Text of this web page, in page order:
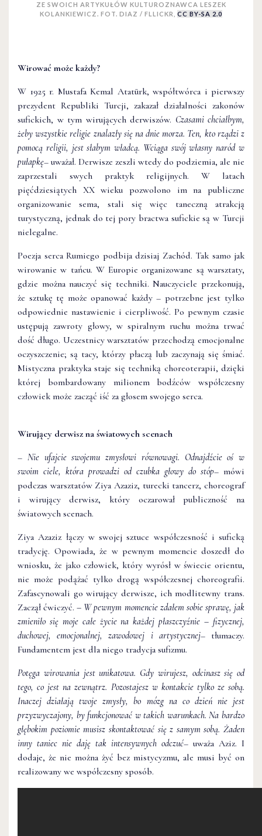
ZE SWOICH ARTYKUŁÓW KULTUROZNAWCA LESZEK
KOLANKIEWICZ. FOT. DIAZ / FLLICKR, CC BY-SA 2.0
Wirować może każdy?
W 1925 r. Mustafa Kemal Atatürk, współtwórca i pierwszy
prezydent Republiki Turcji, zakazał działalności zakonów
sufickich, w tym wirujących derwiszów. Czasami chciałbym,
żeby wszystkie religie znalazły się na dnie morza. Ten, kto rządzi z
pomocą religii, jest słabym władcą. Wciąga swój własny naród w
pułapkę– uważał. Derwisze zeszli wtedy do podziemia, ale nie
zaprzestali swych praktyk religijnych. W latach
pięćdziesiątych XX wieku pozwolono im na publiczne
organizowanie sema, stali się więc taneczną atrakcją
turystyczną, jednak do tej pory bractwa sufickie są w Turcji
nielegalne.
Poezja serca Rumiego podbija dzisiaj Zachód. Tak samo jak
wirowanie w tańcu. W Europie organizowane są warsztaty,
gdzie można nauczyć się techniki. Nauczyciele przekonują,
że sztukę tę może opanować każdy – potrzebne jest tylko
odpowiednie nastawienie i cierpliwość. Po pewnym czasie
ustępują zawroty głowy, w spiralnym ruchu można trwać
dość długo. Uczestnicy warsztatów przechodzą emocjonalne
oczyszczenie; są tacy, którzy płaczą lub zaczynają się śmiać.
Mistyczna praktyka staje się techniką choreoterapii, dzięki
której bombardowany milionem bodźców współczesny
człowiek może zacząć iść za głosem swojego serca.
Wirujący derwisz na światowych scenach
– Nie ufajcie swojemu zmysłowi równowagi. Odnajdźcie oś w
swoim ciele, która prowadzi od czubka głowy do stóp– mówi
podczas warsztatów Ziya Azaziz, turecki tancerz, choreograf
i wirujący derwisz, który oczarował publiczność na
światowych scenach.
Ziya Azaziz łączy w swojej sztuce współczesność i suficką
tradycję. Opowiada, że w pewnym momencie doszedł do
wniosku, że jako człowiek, który wyrósł w świecie orientu,
nie może podążać tylko drogą współczesnej choreografii.
Zafascynowali go wirujący derwisze, ich modlitewny trans.
Zaczął ćwiczyć.– W pewnym momencie zdałem sobie sprawę, jak
zmieniło się moje całe życie na każdej płaszczyźnie – fizycznej,
duchowej, emocjonalnej, zawodowej i artystycznej– tłumaczy.
Fundamentem jest dla niego tradycja sufizmu.
Potęga wirowania jest unikatowa. Gdy wirujesz, odcinasz się od
tego, co jest na zewnątrz. Pozostajesz w kontakcie tylko ze sobą.
Inaczej działają twoje zmysły, bo mózg na co dzień nie jest
przyzwyczajony, by funkcjonować w takich warunkach. Na bardzo
głębokim poziomie musisz skontaktować się z samym sobą. Żaden
inny taniec nie daję tak intensywnych odczuć– uważa Aziz. I
dodaje, że nie można żyć bez mistycyzmu, ale musi być on
realizowany we współczesny sposób.